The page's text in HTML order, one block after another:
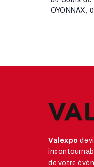
OYONNAX,
Valexpo
de votre